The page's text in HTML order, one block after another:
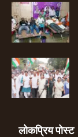
लोकप्रिय पोस्ट